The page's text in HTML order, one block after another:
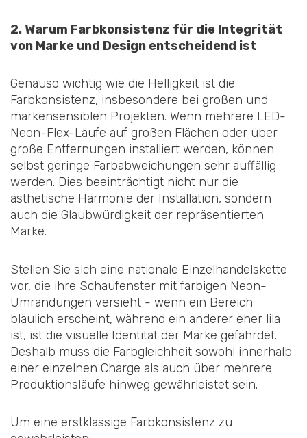
2. Warum Farbkonsistenz für die Integrität
von Marke und Design entscheidend ist
Genauso wichtig wie die Helligkeit ist die
Farbkonsistenz, insbesondere bei großen und
markensensiblen Projekten. Wenn mehrere LED-
Neon-Flex-Läufe auf großen Flächen oder über
große Entfernungen installiert werden, können
selbst geringe Farbabweichungen sehr auffällig
werden. Dies beeinträchtigt nicht nur die
ästhetische Harmonie der Installation, sondern
auch die Glaubwürdigkeit der repräsentierten
Marke.
Stellen Sie sich eine nationale Einzelhandelskette
vor, die ihre Schaufenster mit farbigen Neon-
Umrandungen versieht - wenn ein Bereich
bläulich erscheint, während ein anderer eher lila
ist, ist die visuelle Identität der Marke gefährdet.
Deshalb muss die Farbgleichheit sowohl innerhalb
einer einzelnen Charge als auch über mehrere
Produktionsläufe hinweg gewährleistet sein.
Um eine erstklassige Farbkonsistenz zu